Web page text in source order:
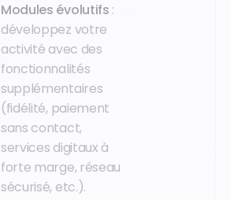
Modules évolutifs :
développez votre
activité avec des
fonctionnalités
supplémentaires
(fidélité, paiement
sans contact,
services digitaux à
forte marge, réseau
sécurisé, etc.).